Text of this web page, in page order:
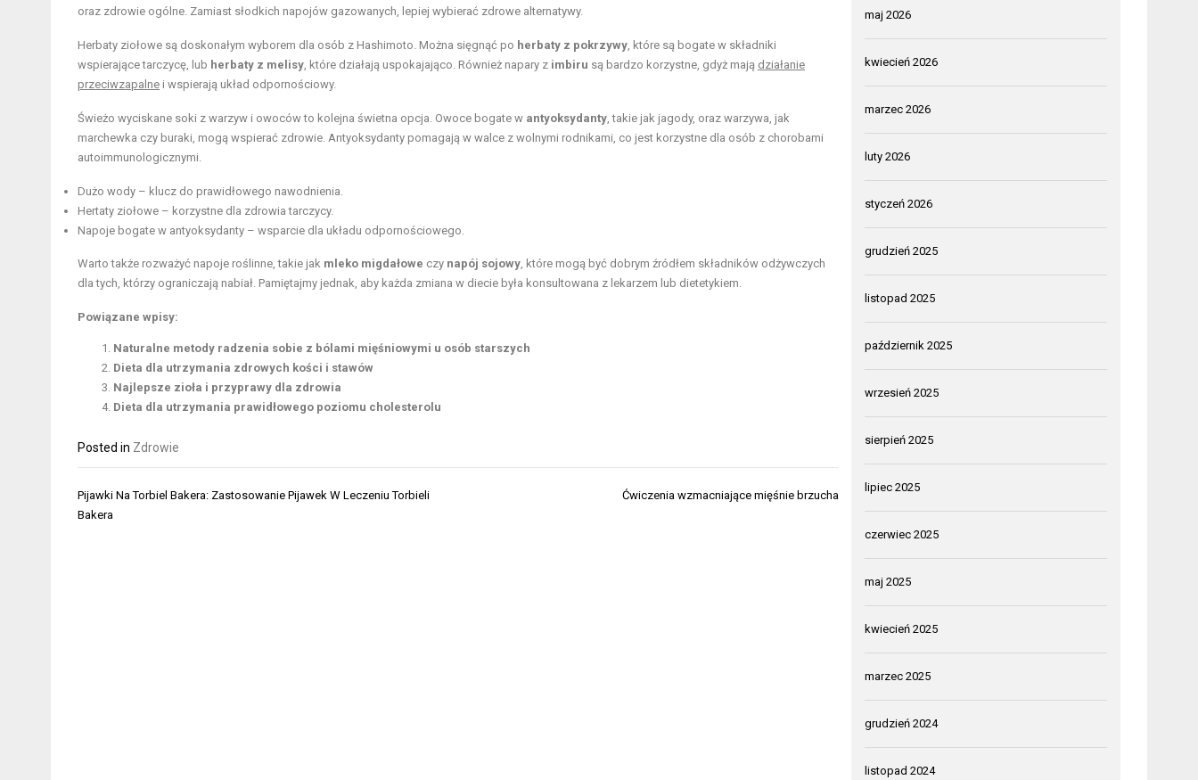
oraz zdrowie ogólne. Zamiast słodkich napojów gazowanych, lepiej wybierać zdrowe alternatywy.
Herbaty ziołowe są doskonałym wyborem dla osób z Hashimoto. Można sięgnąć po herbaty z pokrzywy, które są bogate w składniki
wspierające tarczycę, lub herbaty z melisy, które działają uspokajająco. Również napary z imbiru są bardzo korzystne, gdyż mają działanie
przeciwzapalne i wspierają układ odpornościowy.
Świeżo wyciskane soki z warzyw i owoców to kolejna świetna opcja. Owoce bogate w antyoksydanty, takie jak jagody, oraz warzywa, jak
marchewka czy buraki, mogą wspierać zdrowie. Antyoksydanty pomagają w walce z wolnymi rodnikami, co jest korzystne dla osób z chorobami
autoimmunologicznymi.
Dużo wody – klucz do prawidłowego nawodnienia.
Hertaty ziołowe – korzystne dla zdrowia tarczycy.
Napoje bogate w antyoksydanty – wsparcie dla układu odpornościowego.
Warto także rozważyć napoje roślinne, takie jak mleko migdałowe czy napój sojowy, które mogą być dobrym źródłem składników odżywczych
dla tych, którzy ograniczają nabiał. Pamiętajmy jednak, aby każda zmiana w diecie była konsultowana z lekarzem lub dietetykiem.
Powiązane wpisy:
Naturalne metody radzenia sobie z bólami mięśniowymi u osób starszych
Dieta dla utrzymania zdrowych kości i stawów
Najlepsze zioła i przyprawy dla zdrowia
Dieta dla utrzymania prawidłowego poziomu cholesterolu
Posted in Zdrowie
Nawigacja
wpisu
Pijawki Na Torbiel Bakera: Zastosowanie Pijawek W Leczeniu Torbieli
Bakera
Ćwiczenia wzmacniające mięśnie brzucha
maj 2026
kwiecień 2026
marzec 2026
luty 2026
styczeń 2026
grudzień 2025
listopad 2025
październik 2025
wrzesień 2025
sierpień 2025
lipiec 2025
czerwiec 2025
maj 2025
kwiecień 2025
marzec 2025
grudzień 2024
listopad 2024